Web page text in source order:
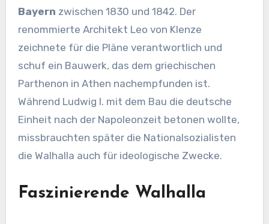
Bayern zwischen 1830 und 1842. Der
renommierte Architekt Leo von Klenze
zeichnete für die Pläne verantwortlich und
schuf ein Bauwerk, das dem griechischen
Parthenon in Athen nachempfunden ist.
Während Ludwig I. mit dem Bau die deutsche
Einheit nach der Napoleonzeit betonen wollte,
missbrauchten später die Nationalsozialisten
die Walhalla auch für ideologische Zwecke.
Faszinierende Walhalla